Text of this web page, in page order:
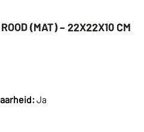
(MAT) – 22X22X10 CM
Ja